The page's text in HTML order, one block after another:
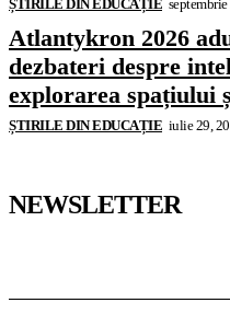
ȘTIRILE DIN EDUCAȚIE
Atlantykron 2026
dezbateri despre
explorarea spațiului
ȘTIRILE DIN EDUCAȚIE iulie 29,
NEWSLETTER